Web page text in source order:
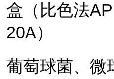
盒（比色法
20A）
葡萄球菌、微